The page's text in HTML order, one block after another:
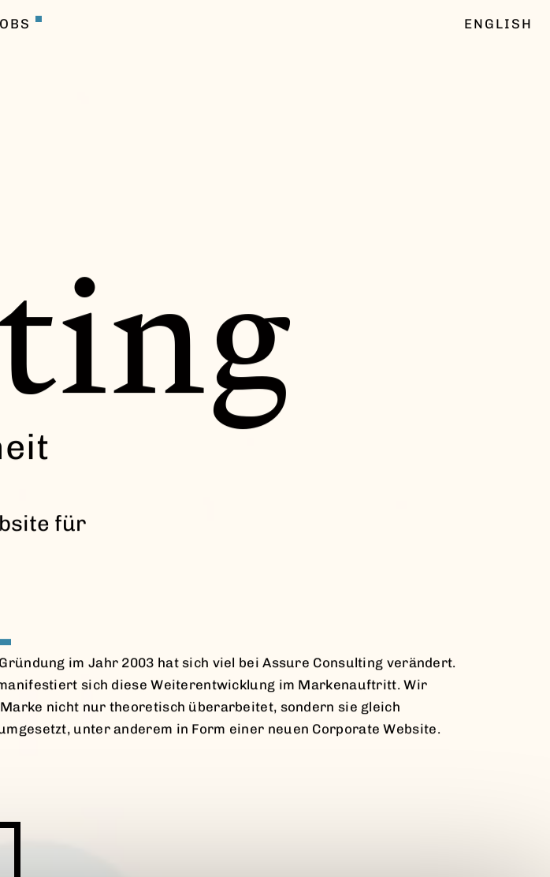
ENGLISH
für
im Jahr 2003 hat sich viel bei Assure Consulting verändert.
sich diese Weiterentwicklung im Markenauftritt. Wir
nicht nur theoretisch überarbeitet, sondern sie gleich
unter anderem in Form einer neuen Corporate Website.